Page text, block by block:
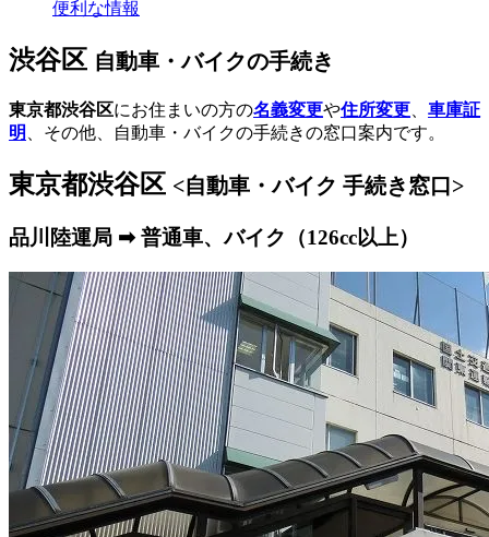
便利な情報
渋谷区 自動車・バイクの手続き
東京都渋谷区にお住まいの方の名義変更や住所変更
車庫証
明
、その他、自動車・バイクの手続きの窓口案内です。
東京都渋谷区 <自動車・バイク 手続き窓口>
品川陸運局 ➡ 普通車、バイク（126cc以上）